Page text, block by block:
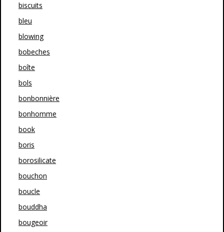
biscuits
bleu
blowing
bobeches
boîte
bols
bonbonnière
bonhomme
book
boris
borosilicate
bouchon
boucle
bouddha
bougeoir